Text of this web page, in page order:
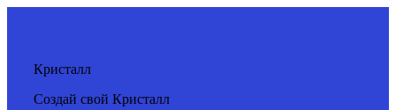
Кристалл
Создай свой Кристалл